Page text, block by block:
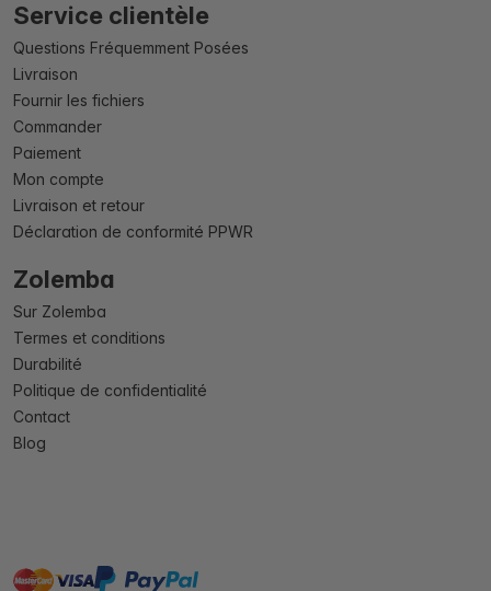
Service clientèle
Questions Fréquemment Posées
Livraison
Fournir les fichiers
Commander
Paiement
Mon compte
Livraison et retour
Déclaration de conformité PPWR
Zolemba
Sur Zolemba
Termes et conditions
Durabilité
Politique de confidentialité
Contact
Blog
mastervisa paypal